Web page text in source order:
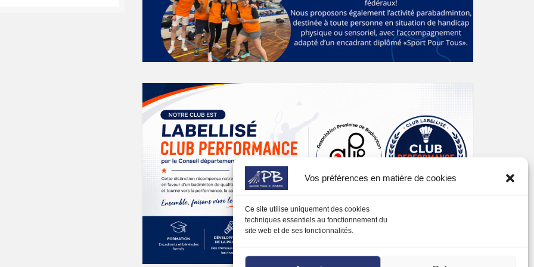
Vos préférences en matière de cookies
Ce site utilise uniquement des cookies
techniques essentiels au fonctionnement du
site web et de ses fonctionnalités.